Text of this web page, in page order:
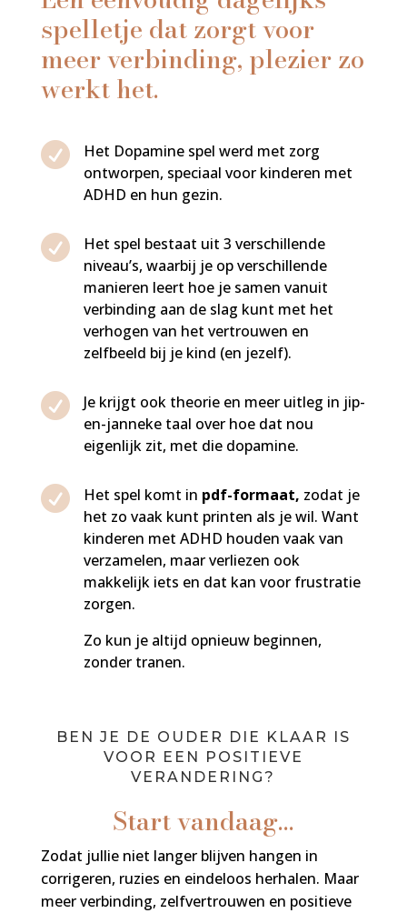
spelletje dat zorgt voor
meer verbinding, plezier zo
werkt het.

Het Dopamine spel werd met zorg
ontworpen, speciaal voor kinderen met
ADHD en hun gezin.

Het spel bestaat uit 3 verschillende
niveau’s, waarbij je op verschillende
manieren leert hoe je samen vanuit
verbinding aan de slag kunt met het
verhogen van het vertrouwen en
zelfbeeld bij je kind (en jezelf).

Je krijgt ook theorie en meer uitleg in jip-
en-janneke taal over hoe dat nou
eigenlijk zit, met die dopamine.
 Het spel komt in pdf-formaat, zodat je
het zo vaak kunt printen als je wil. Want
kinderen met ADHD houden vaak van
verzamelen, maar verliezen ook
makkelijk iets en dat kan voor frustratie
zorgen.
Zo kun je altijd opnieuw beginnen,
zonder tranen.
BEN JE DE OUDER DIE KLAAR IS
VOOR EEN POSITIEVE
VERANDERING?
Start vandaag…
Zodat jullie niet langer blijven hangen in
corrigeren, ruzies en eindeloos herhalen. Maar
meer verbinding, zelfvertrouwen en positieve